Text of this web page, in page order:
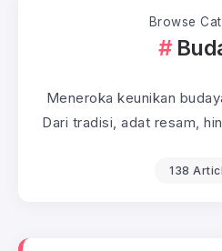
Browse
Meneroka keunikan
Dari tradisi, adat resam,
138